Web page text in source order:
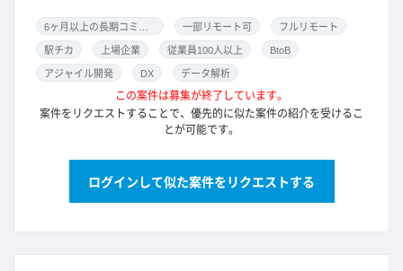
一部リモート可 フルリモート
駅チカ 上場企業 従業員100人以上 BtoB
アジャイル開発 DX データ解析
この案件は募集が終了しています。
案件をリクエストすることで、優先的に似た案件の紹介を受けるこ
とが可能です。
ログインして似た案件をリクエストする